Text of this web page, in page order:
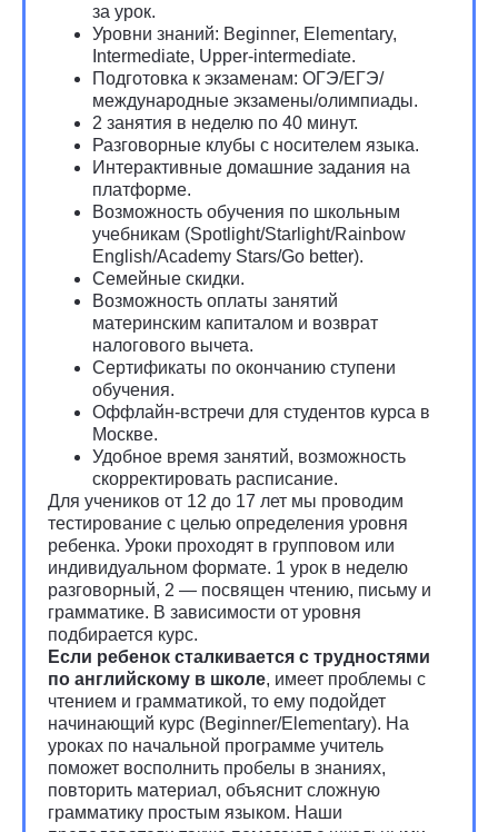
за урок.
Уровни знаний: Beginner, Elementary,
Intermediate, Upper-intermediate.
Подготовка к экзаменам: ОГЭ/ЕГЭ/
международные экзамены/олимпиады.
2 занятия в неделю по 40 минут.
Разговорные клубы с носителем языка.
Интерактивные домашние задания на
платформе.
Возможность обучения по школьным
учебникам (Spotlight/Starlight/Rainbow
English/Academy Stars/Go better).
Семейные скидки.
Возможность оплаты занятий
материнским капиталом и возврат
налогового вычета.
Сертификаты по окончанию ступени
обучения.
Оффлайн-встречи для студентов курса в
Москве.
Удобное время занятий, возможность
скорректировать расписание.
Для учеников от 12 до 17 лет мы проводим
тестирование с целью определения уровня
ребенка. Уроки проходят в групповом или
индивидуальном формате. 1 урок в неделю
разговорный, 2 — посвящен чтению, письму и
грамматике. В зависимости от уровня
подбирается курс.
Если ребенок сталкивается с трудностями
по английскому в школе, имеет проблемы с
чтением и грамматикой, то ему подойдет
начинающий курс (Beginner/Elementary). На
уроках по начальной программе учитель
поможет восполнить пробелы в знаниях,
повторить материал, объяснит сложную
грамматику простым языком. Наши